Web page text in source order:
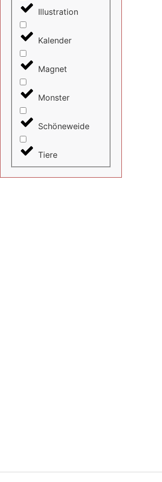
Illustration
Kalender
Magnet
Monster
Schöneweide
Tiere